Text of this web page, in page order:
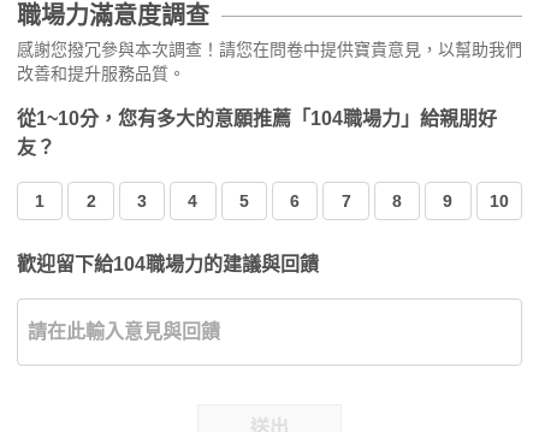
職場力滿意度調查
感謝您撥冗參與本次調查！請您在問卷中提供寶貴意見，以幫助我們
改善和提升服務品質。
從1~10分，您有多大的意願推薦「104職場力」給親朋好
友？
1 2 3 4 5 6 7 8 9 10
歡迎留下給104職場力的建議與回饋